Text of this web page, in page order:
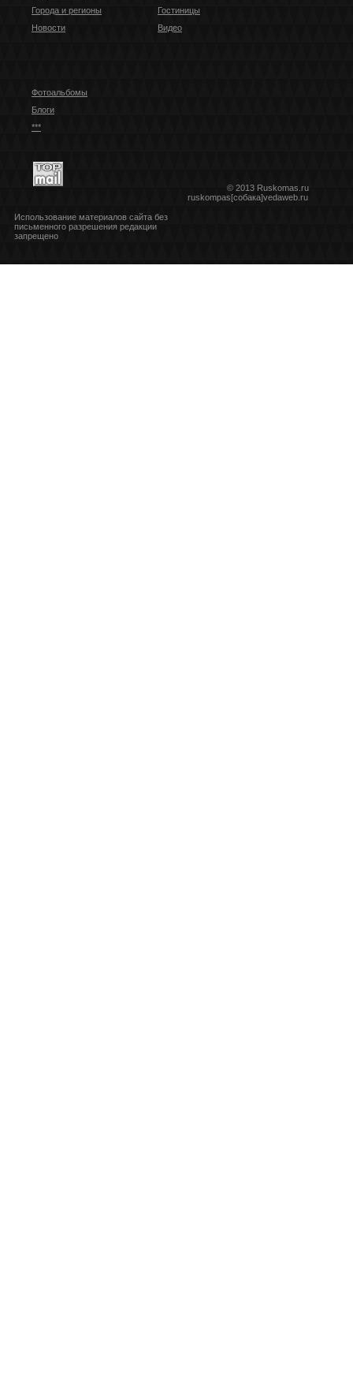
Города и регионы
Новости
Гостиницы
Видео
Фотоальбомы
Блоги
***
© 2013 Ruskomas.ru
ruskompas[собака]vedaweb.ru
Использование материалов сайта без
письменного разрешения редакции
запрещено